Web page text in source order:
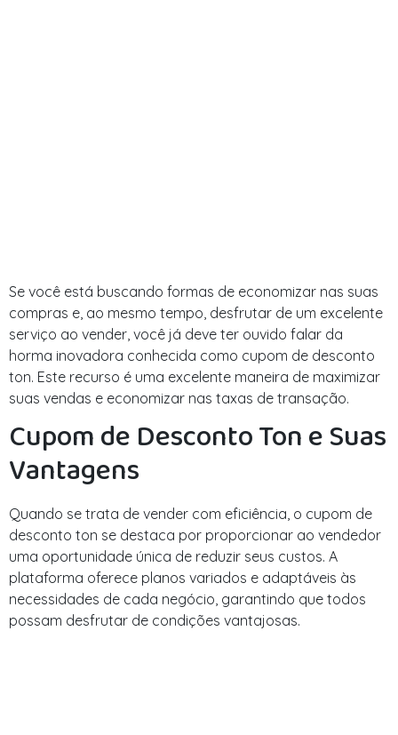
Se você está buscando formas de economizar nas suas
compras e, ao mesmo tempo, desfrutar de um excelente
serviço ao vender, você já deve ter ouvido falar da
horma inovadora conhecida como cupom de desconto
ton. Este recurso é uma excelente maneira de maximizar
suas vendas e economizar nas taxas de transação.
Cupom de Desconto Ton e Suas
Vantagens
Quando se trata de vender com eficiência, o cupom de
desconto ton se destaca por proporcionar ao vendedor
uma oportunidade única de reduzir seus custos. A
plataforma oferece planos variados e adaptáveis às
necessidades de cada negócio, garantindo que todos
possam desfrutar de condições vantajosas.